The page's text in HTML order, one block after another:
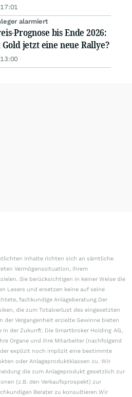
alarmiert
Prognose bis Ende 2026:
jetzt eine neue Rallye?
Inhalte richten sich an sämtliche
Vermögenssituation, ihrem
Sie berücksichtigen in keiner Weise die
Lesers und ersetzen keine auf seine
fachkundige Anlageberatung.Der
die zum Totalverlust des eingesetzten
der Vergangenheit erzielte Gewinne bieten
in der Zukunft. Die Smartbroker Holding AG,
Organe und ihre Mitarbeiter (nachfolgend
explizit noch implizit eine bestimmte
oder Anlageproduktklassen zu. Wir
die zum Anlageprodukt gesetzlich zur
(z.B. den Verkaufsprospekt) zur
Berater zu konsultieren.Wir